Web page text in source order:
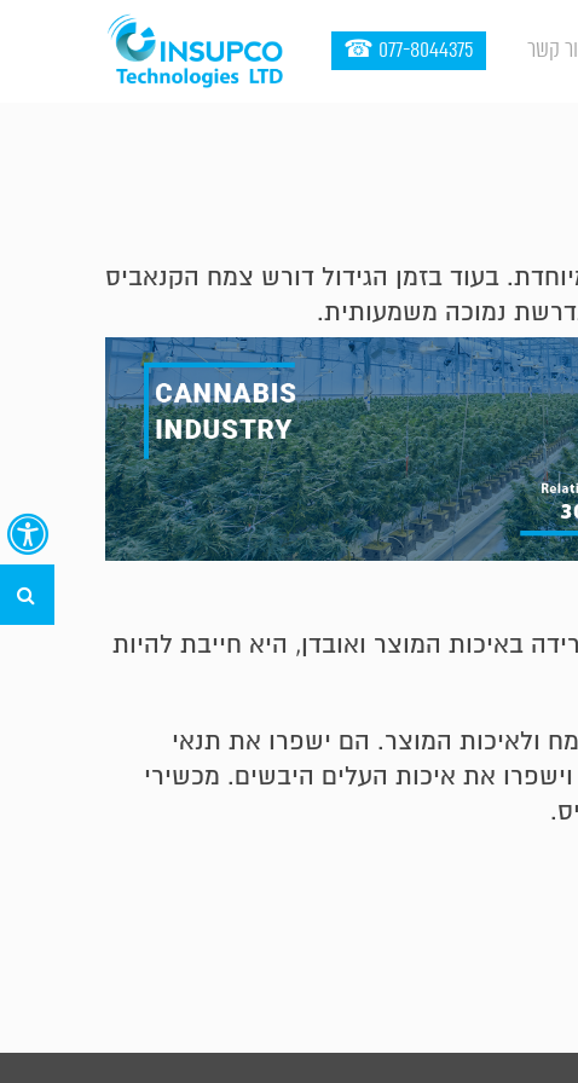
קשר 077-8044375 ☎
בעוד בזמן הגידול דורש צמח הקנאביס
נמוכה משמעותית.
באיכות המוצר ואובדן, היא חייבת להיות
ולאיכות המוצר. הם ישפרו את תנאי
את איכות העלים היבשים. מכשירי